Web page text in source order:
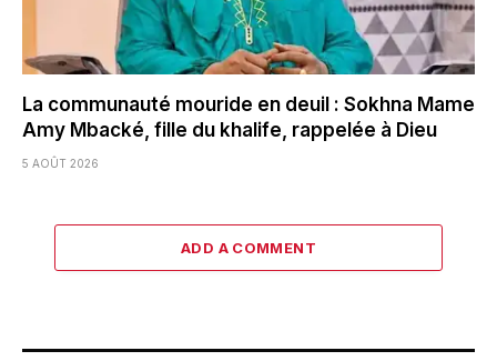
La communauté mouride en deuil : Sokhna Mame
Amy Mbacké, fille du khalife, rappelée à Dieu
5 AOÛT 2026
ADD A COMMENT